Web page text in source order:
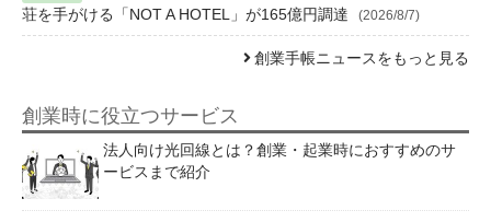
荘を手がける「NOT A HOTEL」が165億円調達
(2026/8/7)
創業手帳ニュースをもっと見る
創業時に役立つサービス
法人向け光回線とは？創業・起業時におすすめのサ
ービスまで紹介